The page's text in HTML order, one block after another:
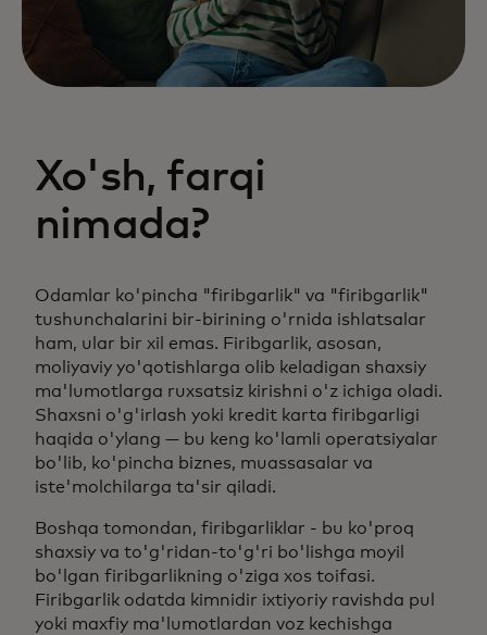
Xo'sh, farqi
nimada?
Odamlar ko'pincha "firibgarlik" va "firibgarlik"
tushunchalarini bir-birining o'rnida ishlatsalar
ham, ular bir xil emas. Firibgarlik, asosan,
moliyaviy yo'qotishlarga olib keladigan shaxsiy
ma'lumotlarga ruxsatsiz kirishni o'z ichiga oladi.
Shaxsni o'g'irlash yoki kredit karta firibgarligi
haqida o'ylang — bu keng ko'lamli operatsiyalar
bo'lib, ko'pincha biznes, muassasalar va
iste'molchilarga ta'sir qiladi.
Boshqa tomondan, firibgarliklar - bu ko'proq
shaxsiy va to'g'ridan-to'g'ri bo'lishga moyil
bo'lgan firibgarlikning o'ziga xos toifasi.
Firibgarlik odatda kimnidir ixtiyoriy ravishda pul
yoki maxfiy ma'lumotlardan voz kechishga